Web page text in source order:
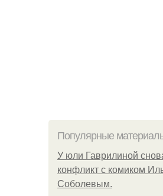
Популярные
У юли Гаврилиной
конфликт с комиком
Соболевым.